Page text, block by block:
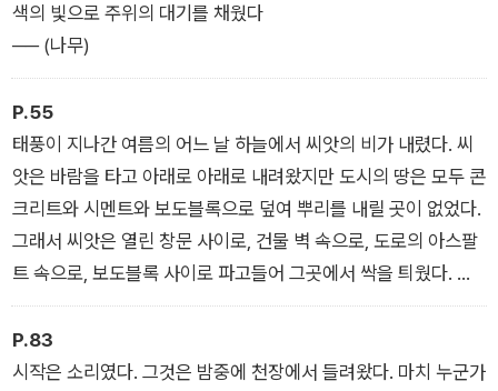
색의 빛으로 주위의 대기를 채웠다
── (나무)
P.55
태풍이 지나간 여름의 어느 날 하늘에서 씨앗의 비가 내렸다. 씨
앗은 바람을 타고 아래로 아래로 내려왔지만 도시의 땅은 모두 콘
크리트와 시멘트와 보도블록으로 덮여 뿌리를 내릴 곳이 없었다.
그래서 씨앗은 열린 창문 사이로, 건물 벽 속으로, 도로의 아스팔
트 속으로, 보도블록 사이로 파고들어 그곳에서 싹을 틔웠다. 씨
앗이 터져 싹이 난 자리에서는 머리카락이 자라 나왔다.
── (머리카락)
P.83
시작은 소리였다. 그것은 밤중에 천장에서 들려왔다. 마치 누군가